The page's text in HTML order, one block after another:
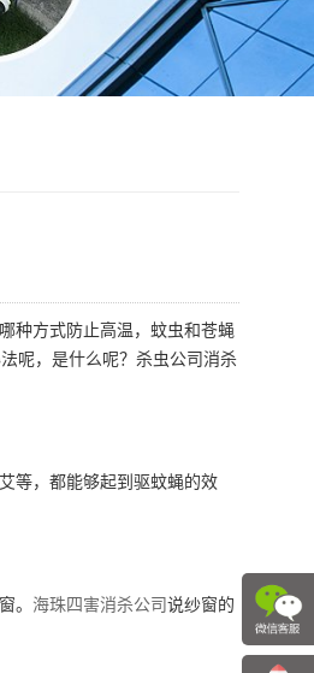
种方式防止高温，蚊虫和苍蝇
呢，是什么呢？杀虫公司消杀
等，都能够起到驱蚊蝇的效
。 海珠四害消杀公司说纱窗的